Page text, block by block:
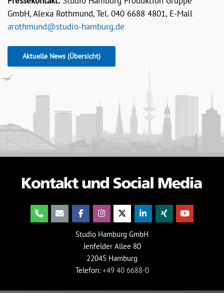
GmbH, Alexa Rothmund, Tel. 040 6688 4801, E-Mail
arothmund@studio-hamburg.de
Aktuelle News (Übersicht)
Studio Hamburg GmbH
Jenfelder Allee 80
22045 Hamburg
Telefon: +49 40 6688-0